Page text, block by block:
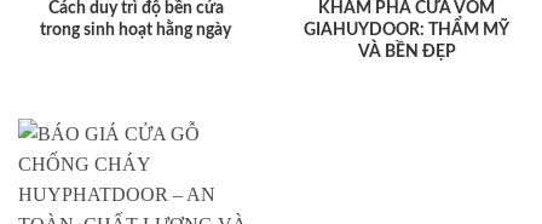
Cách duy trì độ bền cửa
trong sinh hoạt hằng ngày
KHÁM PHÁ CỬA VÒM
GIAHUYDOOR: THẨM MỸ
VÀ BỀN ĐẸP